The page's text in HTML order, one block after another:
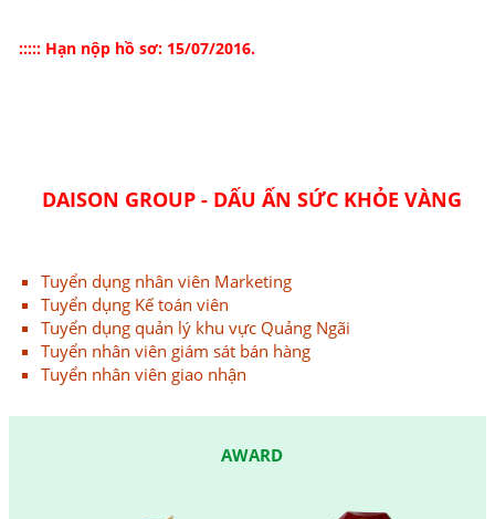
::::: Hạn nộp hồ sơ: 15/07/2016.
DAISON GROUP - DẤU ẤN SỨC KHỎE VÀNG
Tuyển dụng nhân viên Marketing
Tuyển dụng Kế toán viên
Tuyển dụng quản lý khu vực Quảng Ngãi
Tuyển nhân viên giám sát bán hàng
Tuyển nhân viên giao nhận
AWARD